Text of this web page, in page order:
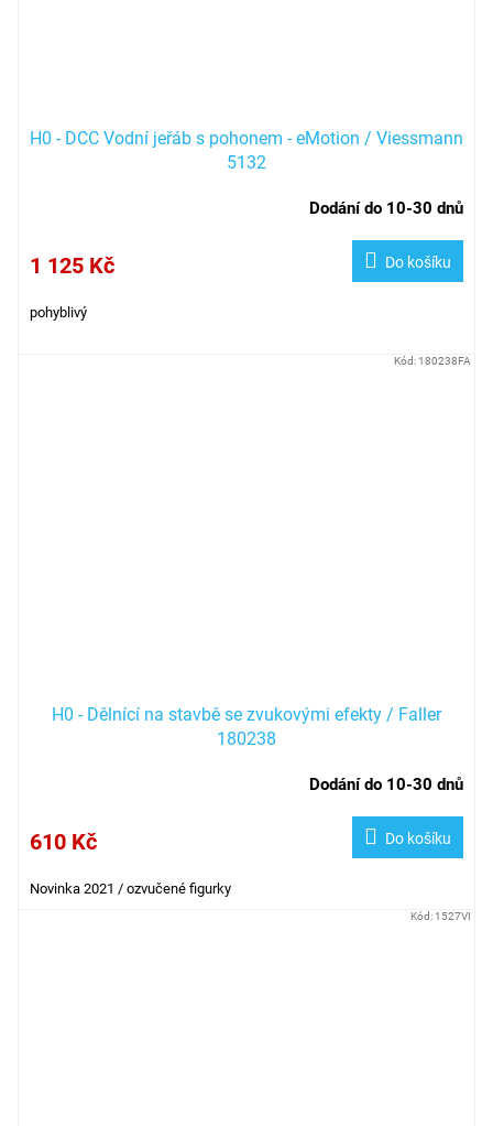
H0 - DCC Vodní jeřáb s pohonem - eMotion / Viessmann
5132
Dodání do 10-30 dnů
1 125 Kč Do košíku
pohyblivý
H0 - Dělnící na stavbě se zvukovými efekty / Faller
180238
Dodání do 10-30 dnů
610 Kč Do košíku
Novinka 2021 / ozvučené figurky
Kód: 180238FA
Kód: 1527VI